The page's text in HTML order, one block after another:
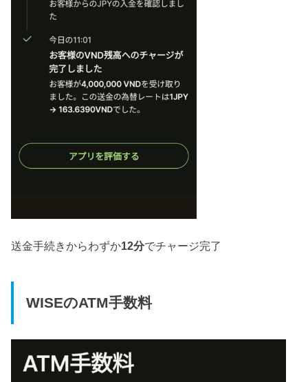
送金手続きからわずか12分でチャージ完了
WISEのATM手数料